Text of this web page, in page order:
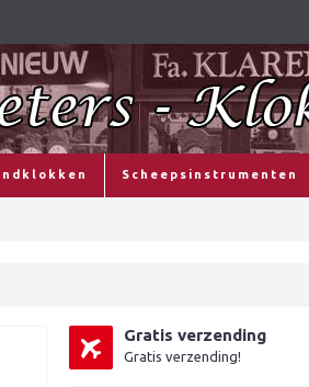
Scheepsinstrumenten
Gratis verzending
Gratis verzending!